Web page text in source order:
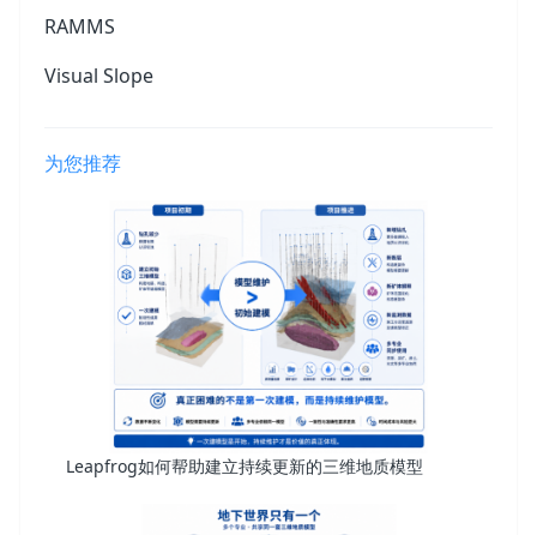
RAMMS
Visual Slope
为您推荐
Leapfrog如何帮助建立持续更新的三维地质模型